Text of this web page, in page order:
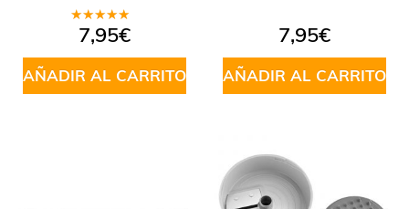
Valorado
en 5.00de
5
7,95€
AÑADIR AL CARRITO
7,95€
AÑADIR AL CARRITO